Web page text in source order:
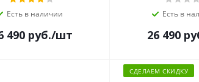
Есть в наличии
490 руб./шт
Есть в
26 490
СДЕЛАЕМ СКИДКУ